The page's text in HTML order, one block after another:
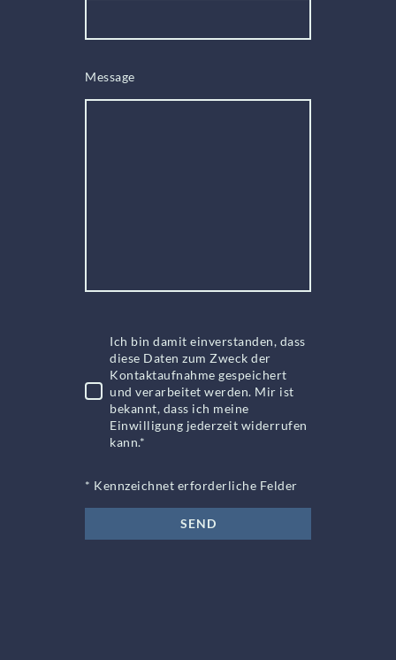
Message
Ich bin damit einverstanden, dass
diese Daten zum Zweck der
Kontaktaufnahme gespeichert
und verarbeitet werden. Mir ist
bekannt, dass ich meine
Einwilligung jederzeit widerrufen
kann.*
* Kennzeichnet erforderliche Felder
SEND